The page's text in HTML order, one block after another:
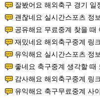
잘봤어요 해외축구 경기 일정 한눈에 보기 좋아
괜찮네요 실시간스포츠 정보 확인하기 좋아요. 그
공유해요 무료중계 찾을 때 여기가 제일 편해요. 그리
재밌네요 해외축구중계 링크 찾기 쉬워서 자주 와요.
유익해요 실시간스포츠 정보 확인하기 좋아요. 덕분에
좋네요 축구중계 생각할 때 도움 되는 팁이 많네요. 그
감사해요 해외축구중계 링크 찾기 쉬워서 자주 와요.
유익해요 축구무료중계 사이트 중에 여기가 최고예요.